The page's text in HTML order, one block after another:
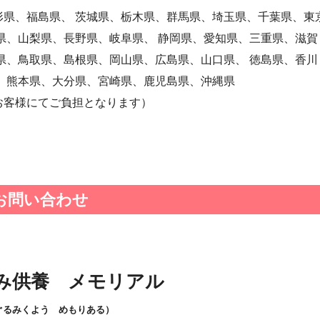
、福島県、 茨城県、栃木県、群馬県、埼玉県、千葉県、東
山梨県、長野県、岐阜県、 静岡県、愛知県、三重県、滋賀
鳥取県、島根県、岡山県、広島県、山口県、 徳島県、香川
本県、大分県、宮崎県、鹿児島県、沖縄県
様にてご負担となります）
問い合わせ
供養 メモリアル
るみくよう めもりある）